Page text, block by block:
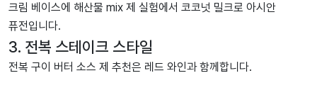
크림 베이스에 해산물 mix 제 실험에서 코코넛 밀크로 아시안
퓨전입니다.
3. 전복 스테이크 스타일
전복 구이 버터 소스 제 추천은 레드 와인과 함께합니다.